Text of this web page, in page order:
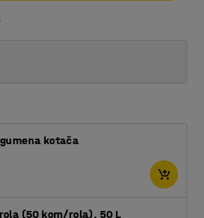
kotača
(50 kom/rola), 50 L